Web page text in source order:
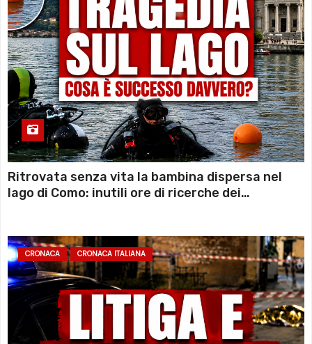
Ritrovata senza vita la bambina dispersa nel
lago di Como: inutili ore di ricerche dei
CRONACA CRONACA ITALIANA